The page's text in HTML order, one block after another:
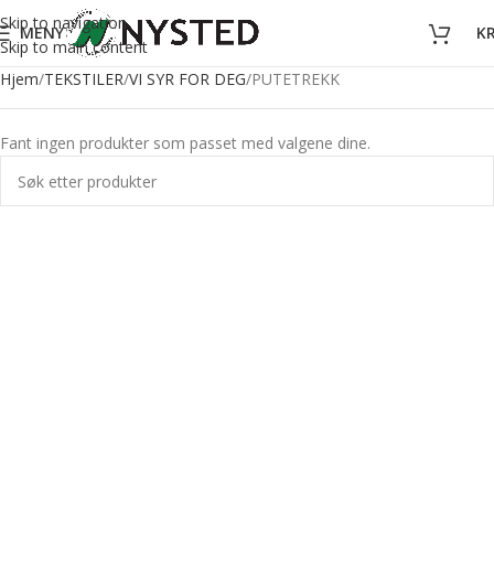
Skip to navigation
Skip to main content
MENY
Hjem TEKSTILER VI SYR FOR DEG PUTETREKK
Fant ingen produkter som passet med valgene dine.